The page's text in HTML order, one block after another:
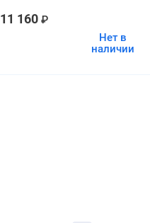
11 160 ₽
Нет в
наличии